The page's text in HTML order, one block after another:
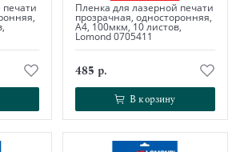
Пленка для лазерной печати
прозрачная, односторонняя,
А4, 100мкм, 10 листов,
Lomond 0705411
485 р.
В корзину
В корзину